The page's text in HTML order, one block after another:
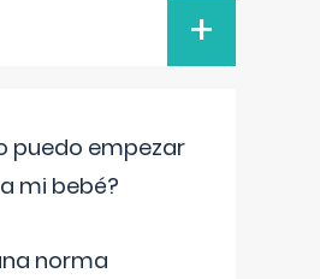
+
puedo empezar
mi bebé?
norma